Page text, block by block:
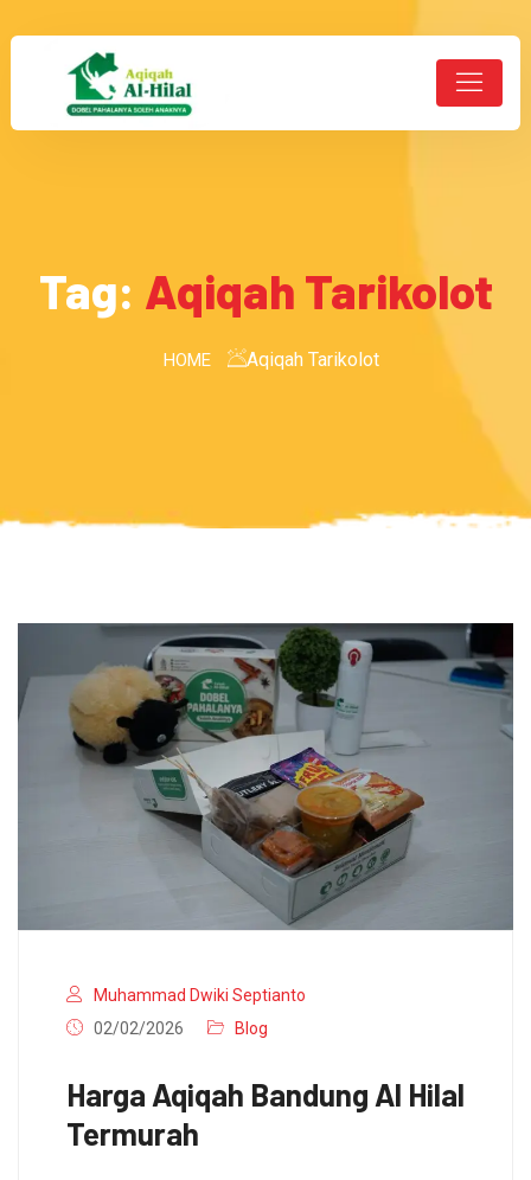
Tag: Aqiqah Tarikolot
HOME Aqiqah Tarikolot
Muhammad Dwiki Septianto
02/02/2026
Blog
Harga Aqiqah Bandung Al Hilal
Termurah